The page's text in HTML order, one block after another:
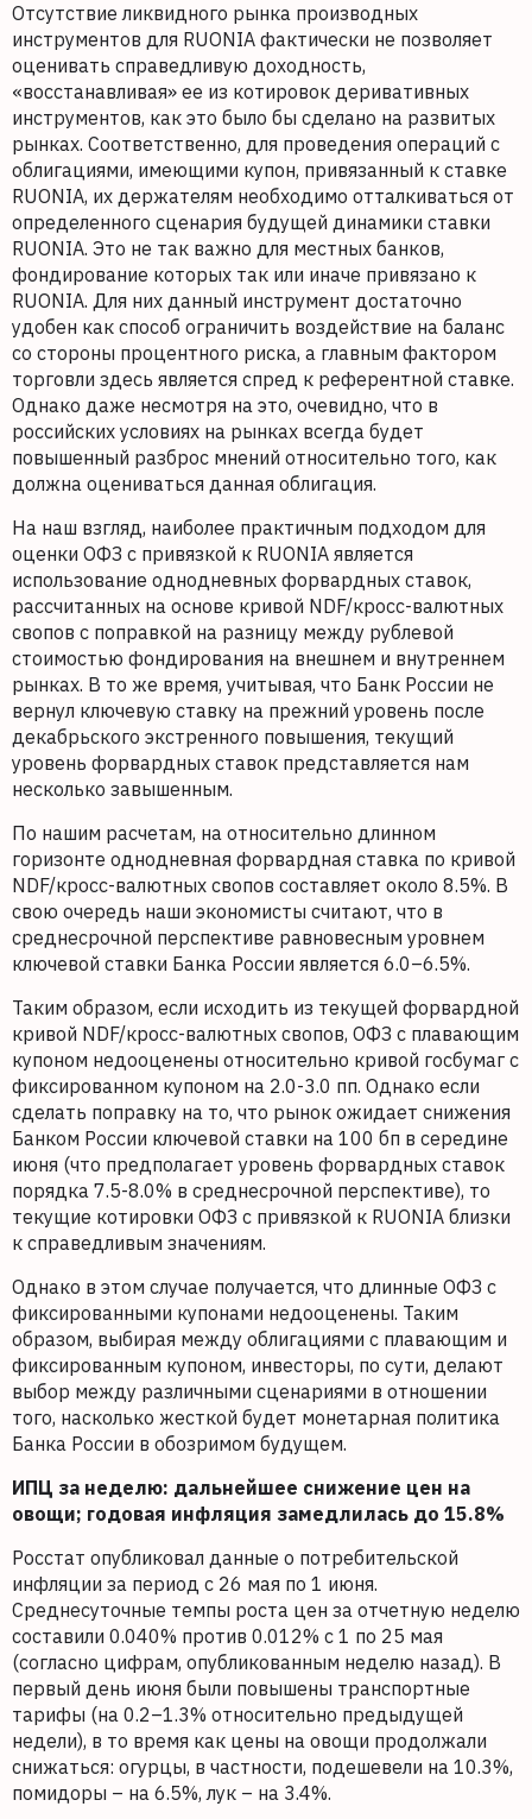
Отсутствие ликвидного рынка производных
инструментов для RUONIA фактически не позволяет
оценивать справедливую доходность,
«восстанавливая» ее из котировок деривативных
инструментов, как это было бы сделано на развитых
рынках. Соответственно, для проведения операций с
облигациями, имеющими купон, привязанный к ставке
RUONIA, их держателям необходимо отталкиваться от
определенного сценария будущей динамики ставки
RUONIA. Это не так важно для местных банков,
фондирование которых так или иначе привязано к
RUONIA. Для них данный инструмент достаточно
удобен как способ ограничить воздействие на баланс
со стороны процентного риска, а главным фактором
торговли здесь является спред к референтной ставке.
Однако даже несмотря на это, очевидно, что в
российских условиях на рынках всегда будет
повышенный разброс мнений относительно того, как
должна оцениваться данная облигация.
На наш взгляд, наиболее практичным подходом для
оценки ОФЗ с привязкой к RUONIA является
использование однодневных форвардных ставок,
рассчитанных на основе кривой NDF/кросс-валютных
свопов с поправкой на разницу между рублевой
стоимостью фондирования на внешнем и внутреннем
рынках. В то же время, учитывая, что Банк России не
вернул ключевую ставку на прежний уровень после
декабрьского экстренного повышения, текущий
уровень форвардных ставок представляется нам
несколько завышенным.
По нашим расчетам, на относительно длинном
горизонте однодневная форвардная ставка по кривой
NDF/кросс-валютных свопов составляет около 8.5%. В
свою очередь наши экономисты считают, что в
среднесрочной перспективе равновесным уровнем
ключевой ставки Банка России является 6.0–6.5%.
Таким образом, если исходить из текущей форвардной
кривой NDF/кросс-валютных свопов, ОФЗ с плавающим
купоном недооценены относительно кривой госбумаг с
фиксированном купоном на 2.0-3.0 пп. Однако если
сделать поправку на то, что рынок ожидает снижения
Банком России ключевой ставки на 100 бп в середине
июня (что предполагает уровень форвардных ставок
порядка 7.5-8.0% в среднесрочной перспективе), то
текущие котировки ОФЗ с привязкой к RUONIA близки
к справедливым значениям.
Однако в этом случае получается, что длинные ОФЗ с
фиксированными купонами недооценены. Таким
образом, выбирая между облигациями с плавающим и
фиксированным купоном, инвесторы, по сути, делают
выбор между различными сценариями в отношении
того, насколько жесткой будет монетарная политика
Банка России в обозримом будущем.
ИПЦ за неделю: дальнейшее снижение цен на
овощи; годовая инфляция замедлилась до 15.8%
Росстат опубликовал данные о потребительской
инфляции за период с 26 мая по 1 июня.
Среднесуточные темпы роста цен за отчетную неделю
составили 0.040% против 0.012% с 1 по 25 мая
(согласно цифрам, опубликованным неделю назад). В
первый день июня были повышены транспортные
тарифы (на 0.2–1.3% относительно предыдущей
недели), в то время как цены на овощи продолжали
снижаться: огурцы, в частности, подешевели на 10.3%,
помидоры – на 6.5%, лук – на 3.4%.